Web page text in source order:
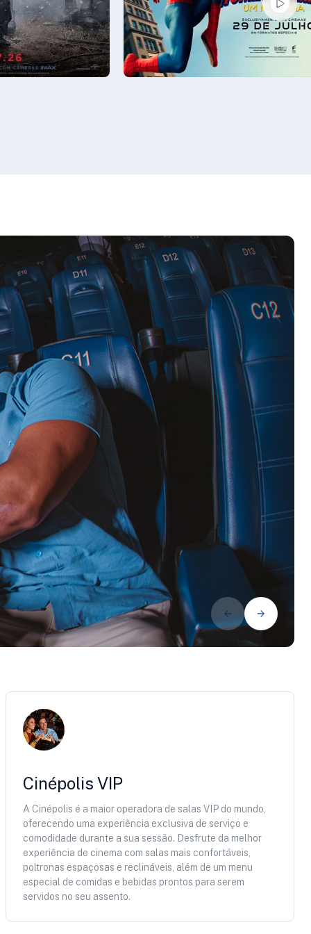
Sala 1 14:00, 16:50, 19:40
Cinépolis VIP
A Cinépolis é a maior operadora de salas VIP do mundo,
oferecendo uma experiência exclusiva de serviço e
comodidade durante a sua sessão. Desfrute da melhor
experiência de cinema com salas mais confortáveis,
poltronas espaçosas e reclináveis, além de um menu
especial de comidas e bebidas prontos para serem
servidos no seu assento.